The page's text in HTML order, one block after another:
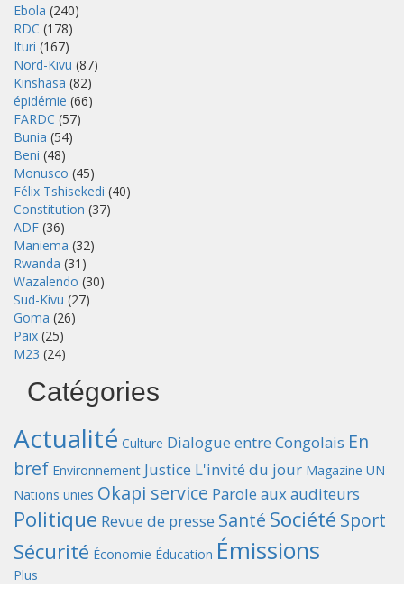
Ebola (240)
RDC (178)
Ituri (167)
Nord-Kivu (87)
Kinshasa (82)
épidémie (66)
FARDC (57)
Bunia (54)
Beni (48)
Monusco (45)
Félix Tshisekedi (40)
Constitution (37)
ADF (36)
Maniema (32)
Rwanda (31)
Wazalendo (30)
Sud-Kivu (27)
Goma (26)
Paix (25)
M23 (24)
Catégories
Actualité Culture Dialogue entre Congolais En
bref Environnement Justice L'invité du jour Magazine UN
Nations unies Okapi service Parole aux auditeurs
Politique Revue de presse Santé Société Sport
Sécurité Économie Éducation Émissions
Plus